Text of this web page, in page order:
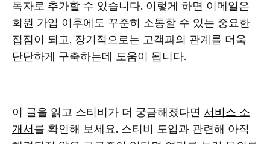
독자로 추가할 수 있습니다. 이렇게 하면 이메일은
회원 가입 이후에도 꾸준히 소통할 수 있는 중요한
접점이 되고, 장기적으로는 고객과의 관계를 더욱
단단하게 구축하는데 도움이 됩니다.
이 글을 읽고 스티비가 더 궁금해졌다면 서비스 소
개서 를 확인해 보세요. 스티비 도입과 관련해 아직